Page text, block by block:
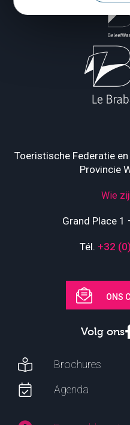
Toeristische Federatie
Provincie
Wie
Grand Place
Tél. +32
ONS
Volg ons
Brochures
Agenda